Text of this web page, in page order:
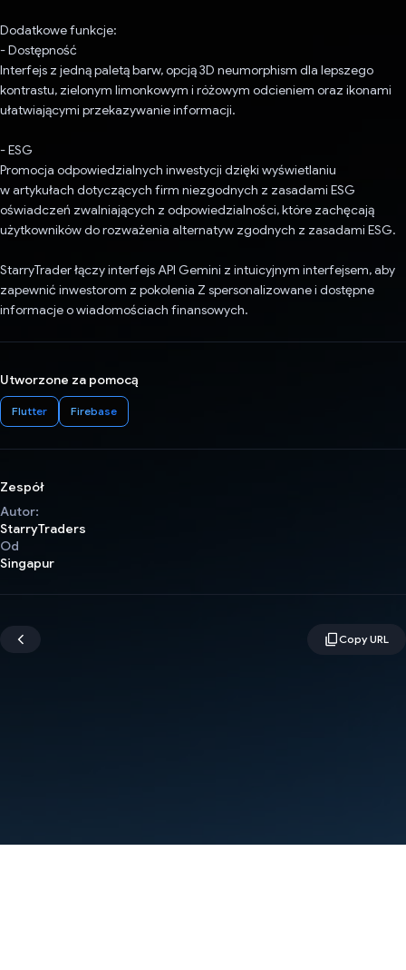
Dodatkowe funkcje:
- Dostępność
Interfejs z jedną paletą barw, opcją 3D neumorphism dla lepszego
kontrastu, zielonym limonkowym i różowym odcieniem oraz ikonami
ułatwiającymi przekazywanie informacji.
- ESG
Promocja odpowiedzialnych inwestycji dzięki wyświetlaniu
w artykułach dotyczących firm niezgodnych z zasadami ESG
oświadczeń zwalniających z odpowiedzialności, które zachęcają
użytkowników do rozważenia alternatyw zgodnych z zasadami ESG.
StarryTrader łączy interfejs API Gemini z intuicyjnym interfejsem, aby
zapewnić inwestorom z pokolenia Z spersonalizowane i dostępne
informacje o wiadomościach finansowych.
Utworzone za pomocą
Flutter Firebase
Zespół
Autor:
StarryTraders
Od
Singapur